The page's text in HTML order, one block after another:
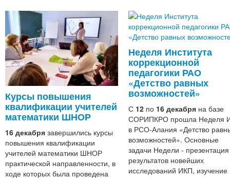
Курсы повышения
квалификации учителей
математики ШНОР
16 декабря завершились курсы
повышения квалификации
учителей математики ШНОР
практической направленности, в
ходе которых была проведена
Неделя Института
коррекционной
педагогики РАО
«Детство равных
возможностей»
С 12 по 16 декабря на базе
СОРИПКРО прошла Неделя
в РСО-Алания «Детство
возможностей». Основные
задачи Недели - презентация
результатов новейших
исследований ИКП, изучение